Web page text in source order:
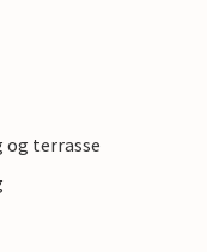
og terrasse